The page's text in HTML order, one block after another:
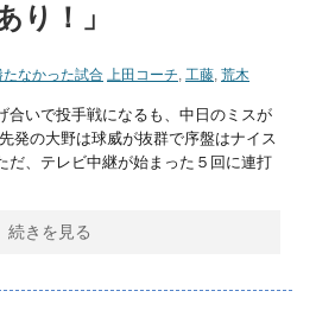
り！」
たなかった試合 上田コーチ, 工藤, 荒木
合いで投手戦になるも、中日のミスが
発の大野は球威が抜群で序盤はナイス
だ、テレビ中継が始まった５回に連打
続きを見る